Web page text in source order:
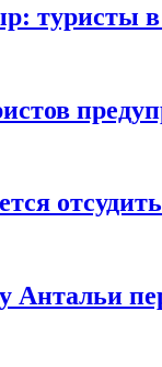
туристы в
Антальи